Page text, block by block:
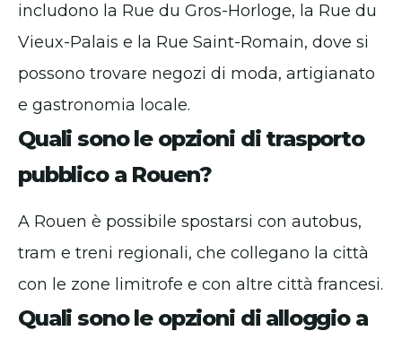
includono la Rue du Gros-Horloge, la Rue du
Vieux-Palais e la Rue Saint-Romain, dove si
possono trovare negozi di moda, artigianato
e gastronomia locale.
Quali sono le opzioni di trasporto
pubblico a Rouen?
A Rouen è possibile spostarsi con autobus,
tram e treni regionali, che collegano la città
con le zone limitrofe e con altre città francesi.
Quali sono le opzioni di alloggio a